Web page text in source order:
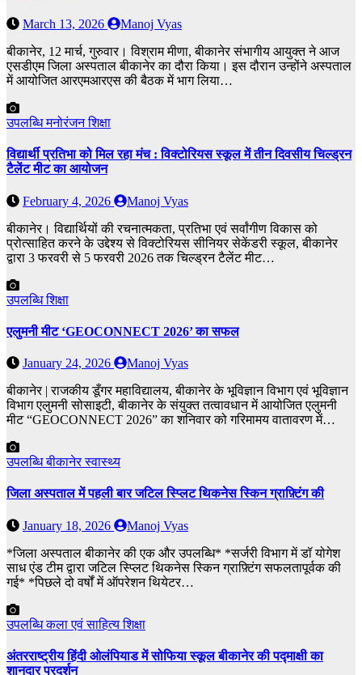
March 13, 2026
Manoj Vyas
बीकानेर, 12 मार्च, गुरुवार। विश्राम मीणा, बीकानेर संभागीय आयुक्त ने आज
एसडीएम जिला अस्पताल बीकानेर का दौरा किया। इस दौरान उन्होंने अस्पताल
में आयोजित आरएमआरएस की बैठक में भाग लिया…
उपलब्धिमनोरंजनशिक्षा
विद्यार्थी प्रतिभा को मिल रहा मंच : विक्टोरियस स्कूल में तीन दिवसीय चिल्ड्रन
टैलेंट मीट का आयोजन
February 4, 2026
Manoj Vyas
बीकानेर। विद्यार्थियों की रचनात्मकता, प्रतिभा एवं सर्वांगीण विकास को
प्रोत्साहित करने के उद्देश्य से विक्टोरियस सीनियर सेकेंडरी स्कूल, बीकानेर
द्वारा 3 फरवरी से 5 फरवरी 2026 तक चिल्ड्रन टैलेंट मीट…
उपलब्धिशिक्षा
एलुमनी मीट ‘GEOCONNECT 2026’ का सफल
January 24, 2026
Manoj Vyas
बीकानेर | राजकीय डूँगर महाविद्यालय, बीकानेर के भूविज्ञान विभाग एवं भूविज्ञान
विभाग एलुमनी सोसाइटी, बीकानेर के संयुक्त तत्वावधान में आयोजित एलुमनी
मीट “GEOCONNECT 2026” का शनिवार को गरिमामय वातावरण में…
उपलब्धिबीकानेरस्वास्थ्य
जिला अस्पताल में पहली बार जटिल स्प्लिट थिकनेस स्किन ग्राफ़्टिंग की
January 18, 2026
Manoj Vyas
*जिला अस्पताल बीकानेर की एक और उपलब्धि* *सर्जरी विभाग में डॉ योगेश
साध एंड टीम द्वारा जटिल स्प्लिट थिकनेस स्किन ग्राफ़्टिंग सफलतापूर्वक की
गई* *पिछले दो वर्षों में ऑपरेशन थियेटर…
उपलब्धिकला एवं साहित्यशिक्षा
अंतरराष्ट्रीय हिंदी ओलंपियाड में सोफिया स्कूल बीकानेर की पद्माक्षी का
शानदार प्रदर्शन